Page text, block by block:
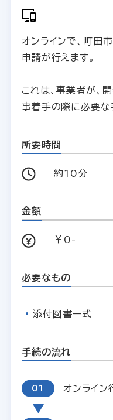
オンラインで、町田
申請が行えます。
これは、事業者が、
事着手の際に必要な
所要時間
約10分
金額
￥0-
必要なもの
添付図書一式
手続の流れ
オンライン